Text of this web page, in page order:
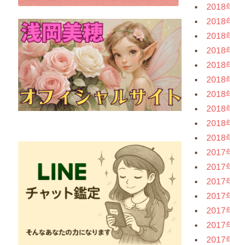
2018
2018
2018
2018
2018
2018
2018
2018
2018
2018
2017
2017
2017
2017
2017
2017
2017